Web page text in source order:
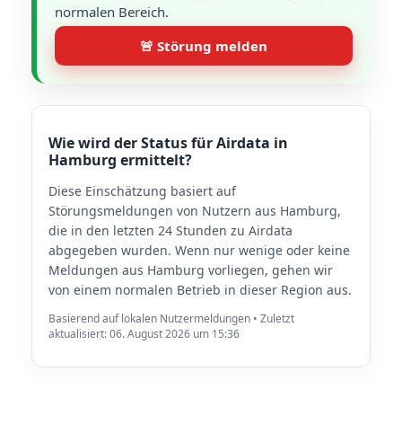
normalen Bereich.
🚨 Störung melden
Wie wird der Status für Airdata in
Hamburg ermittelt?
Diese Einschätzung basiert auf
Störungsmeldungen von Nutzern aus Hamburg,
die in den letzten 24 Stunden zu Airdata
abgegeben wurden. Wenn nur wenige oder keine
Meldungen aus Hamburg vorliegen, gehen wir
von einem normalen Betrieb in dieser Region aus.
Basierend auf lokalen Nutzermeldungen • Zuletzt
aktualisiert: 06. August 2026 um 15:36